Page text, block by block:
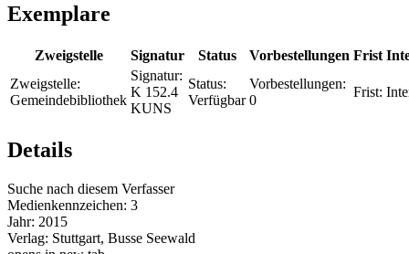
Exemplare
Zweigstelle Signatur Status Vorbestellungen Frist
Zweigstelle:
Gemeindebibliothek
Signatur:
K 152.4
KUNS
Status:
Verfügbar
Vorbestellungen:
0
Frist:
Details
Suche nach diesem Verfasser
Medienkennzeichen: 3
Jahr: 2015
Verlag: Stuttgart, Busse Seewald